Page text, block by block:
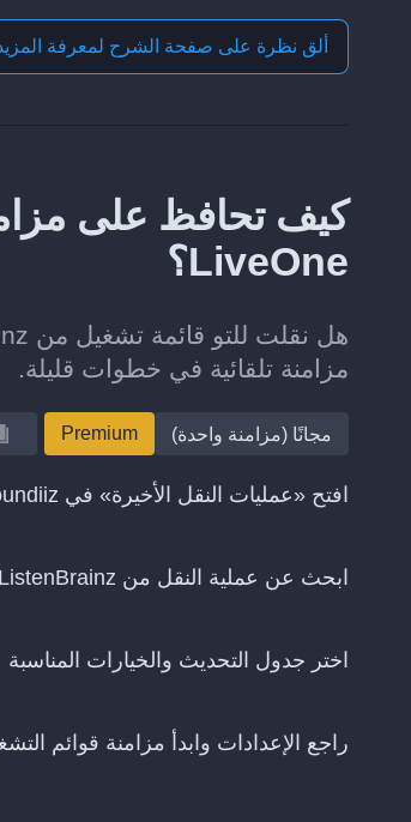
ألق نظرة على صفحة الشرح لمعرفة
LiveOne؟
مزامنة تلقائية في خطوات قليلة.
مجانًا (مزامنة واحدة) Premium
افتح «عمليات النقل الأخيرة» في Soundiiz
ابحث عن عملية النقل من ListenBrainz إلى LiveOne واختر «استمرار المزامنة»
اختر جدول التحديث والخيارات المناسبة
راجع الإعدادات وابدأ مزامنة قوائم